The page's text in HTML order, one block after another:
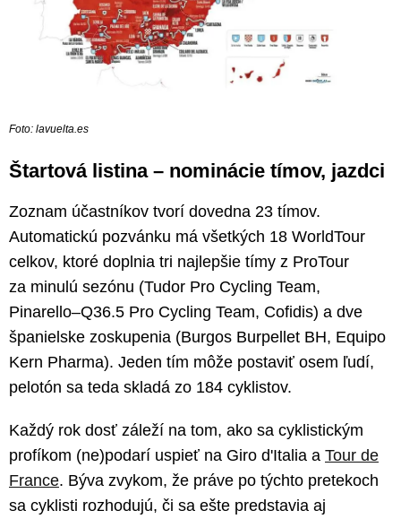
Foto: lavuelta.es
Štartová listina – nominácie tímov, jazdci
Zoznam účastníkov tvorí dovedna 23 tímov.
Automatickú pozvánku má všetkých 18 WorldTour
celkov, ktoré doplnia tri najlepšie tímy z ProTour
za minulú sezónu (Tudor Pro Cycling Team,
Pinarello–Q36.5 Pro Cycling Team, Cofidis) a dve
španielske zoskupenia (Burgos Burpellet BH, Equipo
Kern Pharma). Jeden tím môže postaviť osem ľudí,
pelotón sa teda skladá zo 184 cyklistov.
Každý rok dosť záleží na tom, ako sa cyklistickým
profíkom (ne)podarí uspieť na Giro d'Italia a Tour de
France. Býva zvykom, že práve po týchto pretekoch
sa cyklisti rozhodujú, či sa ešte predstavia aj